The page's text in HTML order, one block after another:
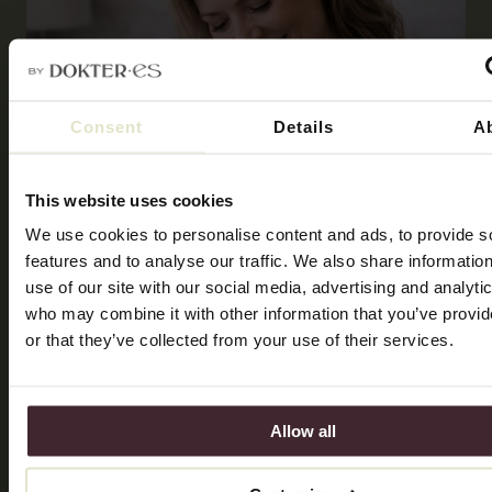
Consent Details
This website uses cookies
We use cookies to personalise content and ads, to provide
features and to analyse our traffic. We also share
use of our site with our social media, advertising and
who may combine it with other information that you’ve
or that they’ve collected from your use of their services.
Allow all